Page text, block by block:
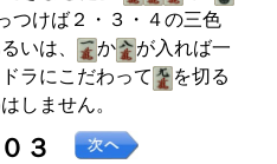
つけば２・３・４の三色
いは、
か
が入れば一
ラにこだわって
を切る
しません。
３